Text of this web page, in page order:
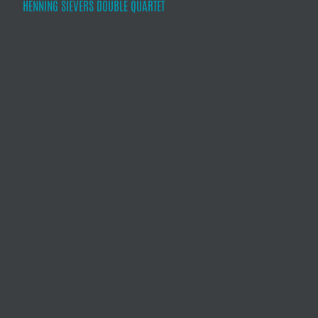
HENNING SIEVERS DOUBLE QUARTET